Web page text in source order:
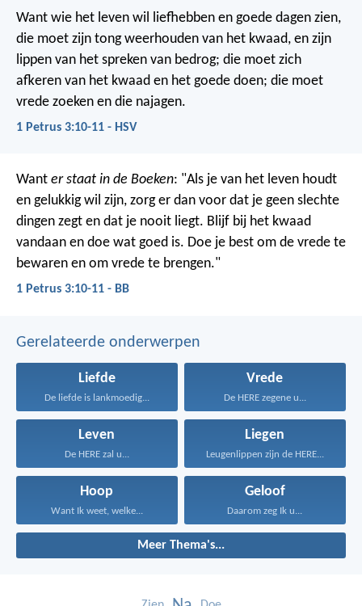
Want wie het leven wil liefhebben en goede dagen zien,
die moet zijn tong weerhouden van het kwaad, en zijn
lippen van het spreken van bedrog; die moet zich
afkeren van het kwaad en het goede doen; die moet
vrede zoeken en die najagen.
1 Petrus 3:10-11 - HSV
Want er staat in de Boeken: "Als je van het leven houdt
en gelukkig wil zijn, zorg er dan voor dat je geen slechte
dingen zegt en dat je nooit liegt. Blijf bij het kwaad
vandaan en doe wat goed is. Doe je best om de vrede te
bewaren en om vrede te brengen."
1 Petrus 3:10-11 - BB
Gerelateerde onderwerpen
Liefde
De liefde is lankmoedig...
Vrede
De HERE zegene u...
Leven
De HERE zal u...
Liegen
Leugenlippen zijn de HERE...
Hoop
Want Ik weet, welke...
Geloof
Daarom zeg Ik u...
Meer Thema's...